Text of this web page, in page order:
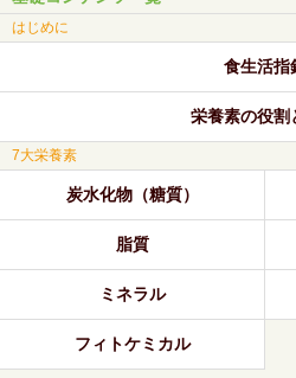
はじめに
食生活指
栄養素の役割
7大栄養素
炭水化物（糖質）
脂質
ミネラル
フィトケミカル